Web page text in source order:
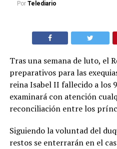
Por Telediario
Tras una semana de luto, el
preparativos para las
reina Isabel II fallecido a los
examinará con atención
reconciliación entre los
Siguiendo la voluntad del
restos se enterrarán en el